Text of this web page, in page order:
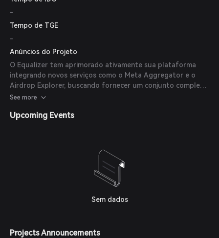
-
Tempo de TGE
-
Anúncios do Projeto
O Equalizer tem aprimorado ativamente sua plataforma
integrando novos serviços como o Meta Aggregator e o
Airdrop Explorer, buscando fornecer um conjunto completo
de ferramentas para usuários DeFi.
See more
Upcoming Events
Sem dados
Projects Announcements